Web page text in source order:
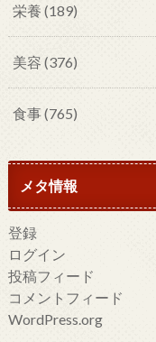
栄養 (189)
美容 (376)
食事(765)
メタ情報
登録
ログイン
投稿フィード
コメントフィード
WordPress.org